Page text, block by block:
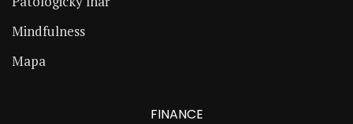
Mindfulness
Mapa
FINANCE